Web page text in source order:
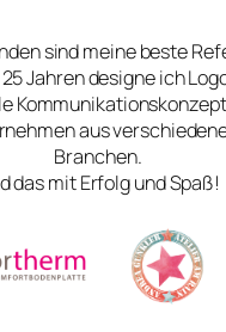
sind meine beste
Jahren designe ich
aus
Branchen.
das mit Erfolg und Spaß!